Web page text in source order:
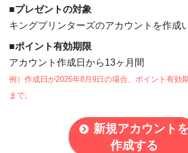
■プレゼントの対象
キングプリンターズのアカウントを作成
■ポイント有効期限
アカウント作成日から13ヶ月間
例）作成日が2026年8月9日 の場合、ポイント有効
まで。
新規アカウントを
作成する